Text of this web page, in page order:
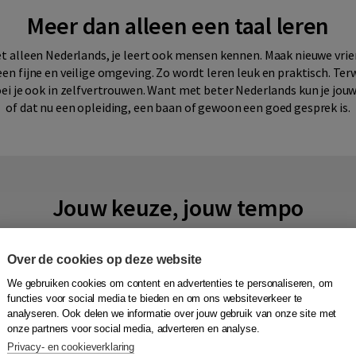
Meer dan alleen een taal leren
alleen Nederlands, je leert ook mensen kennen. Maak nieuwe
fijne en veilige omgeving. Zo wordt leren leuk en praktisch.
je ook in zelfvertrouwen. Want met beter Nederlands kun je
of dat nu een opleiding, een baan of gewoon een goed gesprek is.
Jouw keuze, jouw tempo
hoe je leert. Na het bekijken van een paar korte
het jou uitkomt. Zo leer je op een manier die bij jou past, in
Dat maakt leren niet alleen effectief maar ook fijn en
Over de cookies op deze website
We gebruiken cookies om content en advertenties te personaliseren, om
functies voor social media te bieden en om ons websiteverkeer te
analyseren. Ook delen we informatie over jouw gebruik van onze site met
onze partners voor social media, adverteren en analyse.
Privacy- en cookieverklaring